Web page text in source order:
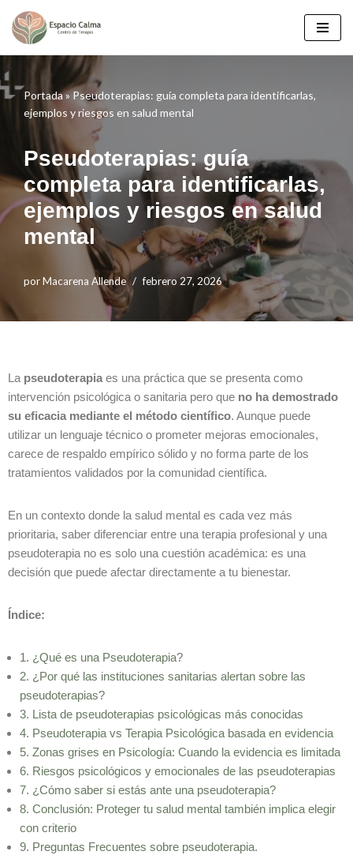
Saltar
Portada» Pseudoterapias: guía completa para identificarlas,
ejemplos y riesgos en salud mental
Pseudoterapias: guía
completa para identificarlas,
ejemplos y riesgos en salud
mental
porMacarena Allende febrero 27, 2026
La pseudoterapiaes una práctica que se presenta como
intervención psicológica o sanitaria pero que no ha demostrado
su eficacia mediante el método científico. Aunque puede
utilizar un lenguaje técnico o prometer mejoras emocionales,
carece de respaldo empírico sólido y no forma parte de los
tratamientos validados por la comunidad científica.
En un contexto donde la salud mental es cada vez más
prioritaria, saber diferenciar entre una terapia profesional y una
pseudoterapia no es solo una cuestión académica: es una
decisión que puede afectar directamente a tu bienestar.
Índice:
1. ¿Qué es una Pseudoterapia?
2. ¿Por qué las instituciones sanitarias alertan sobre las
pseudoterapias?
3. Lista de pseudoterapias psicológicas más conocidas
4. Pseudoterapia vs Terapia Psicológica basada en evidencia
5. Zonas grises en Psicología: Cuando la evidencia es limitada
6. Riesgos psicológicos y emocionales de las pseudoterapias
7. ¿Cómo saber si estás ante una pseudoterapia?
8. Conclusión: Proteger tu salud mental también implica elegir
con criterio
9. Preguntas Frecuentes sobre pseudoterapia.